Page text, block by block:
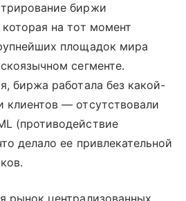
биржи
на тот момент
площадок мира
сегменте.
биржа работала без какой-
клиентов — отсутствовали
(противодействие
делало ее привлекательной